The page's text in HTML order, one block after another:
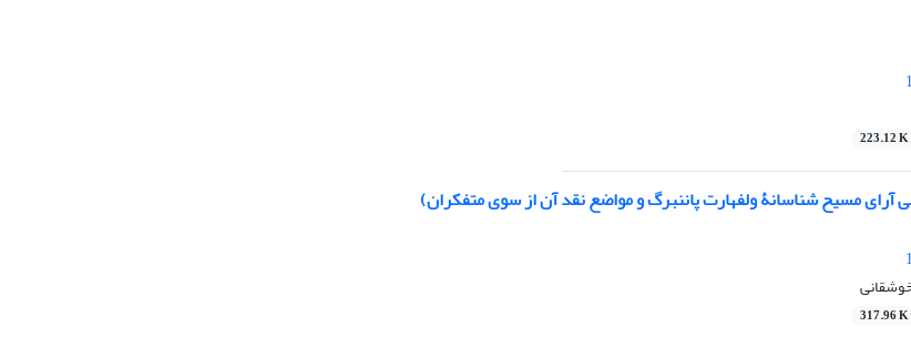
223.12 K
آرای مسیح شناسانۀ ولفهارت پاننبرگ و مواضع نقد آن از سوی متفکران)
317.96 K